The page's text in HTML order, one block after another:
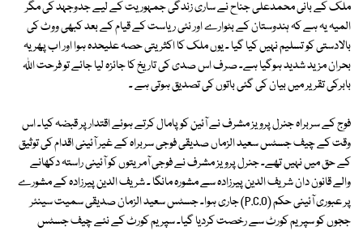
ملک کے بانی محمدعلی جناح نے ساری زندگی جمہوریت کے لیے جدوجہد کی مگر
المیہ یہ ہے کہ ہندوستان کے بٹوارے اور نئی ریاست کے قیام کے بعد کبھی ووٹ کی
بالادستی کو تسلیم نہیں کیا گیا ۔ یوں ملک کا اکثریتی حصہ علیحدہ ہوا اور اب پھر یہ
بحران مزید شدید ہوگیا ہے۔ صرف اس صدی کی تاریخ کا جائزہ لیا جائے تو فرحت اﷲ
بابرکی تقریر میں بیان کی گئی باتوں کی تصدیق ہوتی ہے ۔
فوج کے سربراہ جنرل پرویز مشرف نے آئین کو پامال کرتے ہوئے اقتدار پر قبضہ کیا۔ اس
وقت کے چیف جسٹس سعید الزماں صدیقی فوجی سربراہ کے غیر آئینی اقدام کی توثیق
کے حق میں نہیں تھے۔ جنرل پرویز مشرف نے فوجی آمریتوں کو آئینی راستہ دکھانے
والے قانون دان شریف الدین پیرزادہ سے مشورہ مانگا ۔ شریف الدین پیرزادہ کے مشورے
پر عبوری آئینی حکم (P.C.O) جاری ہوا۔ جسٹس سعید الزمان صدیقی سمیت سینئر
ججوں کو سپریم کورٹ سے رخصت کردیا گیا۔ سپریم کورٹ کے نئے چیف جسٹس